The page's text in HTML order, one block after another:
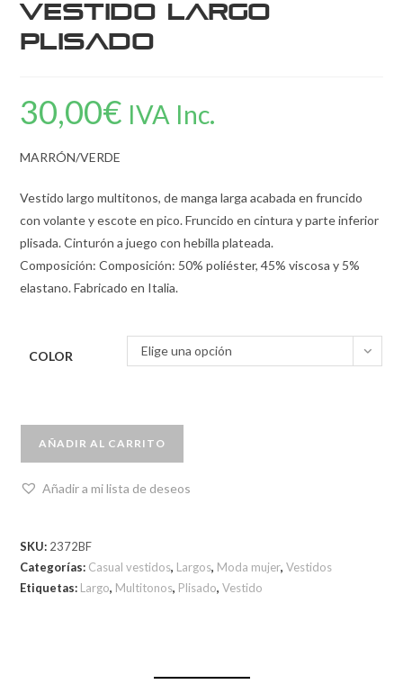
Vestido largo
plisado
30,00€ IVA Inc.
MARRÓN/VERDE
Vestido largo multitonos, de manga larga acabada en fruncido
con volante y escote en pico. Fruncido en cintura y parte inferior
plisada. Cinturón a juego con hebilla plateada.
Composición: Composición: 50% poliéster, 45% viscosa y 5%
elastano. Fabricado en Italia.
COLOR Elige una opción
AÑADIR AL CARRITO
Añadir a mi lista de deseos
SKU: 2372BF
Categorías: Casual vestidos, Largos, Moda mujer,Vestidos
Etiquetas: Largo, Multitonos, Plisado,Vestido